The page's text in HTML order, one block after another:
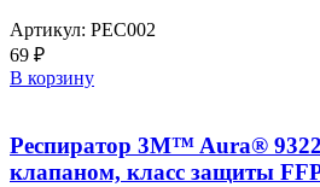
Артикул: РЕС002
69 ₽
В корзину
Респиратор 3M™ Aura®
клапаном, класс защиты